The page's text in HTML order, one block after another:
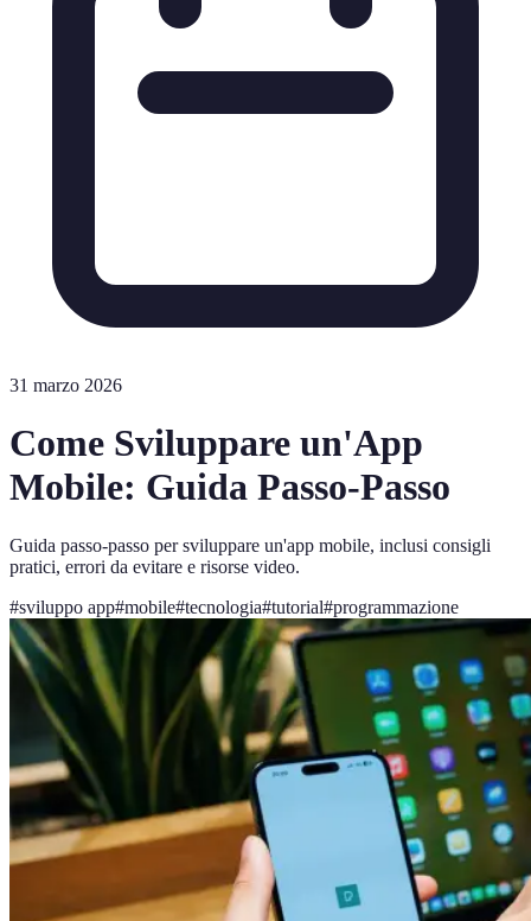
31 marzo 2026
Come Sviluppare un'App
Mobile: Guida Passo-Passo
Guida passo-passo per sviluppare un'app mobile, inclusi consigli
pratici, errori da evitare e risorse video.
#sviluppo app#mobile#tecnologia#tutorial#programmazione